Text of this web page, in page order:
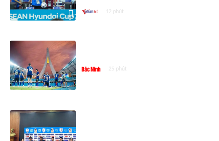
12 phút
25 phút